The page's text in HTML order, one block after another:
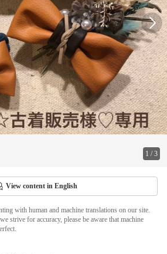
1 /3
View content in English
with human and machine translations on our site.
strive for accuracy, please be aware that machine